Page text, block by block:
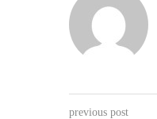
previous post